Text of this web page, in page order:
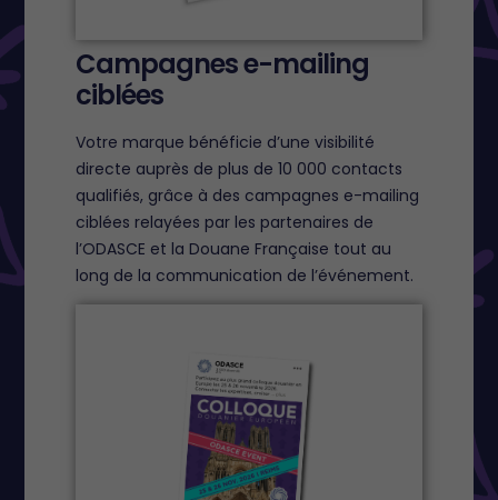
Campagnes e-mailing
ciblées
Votre marque bénéficie d’une visibilité
directe auprès de plus de 10 000 contacts
qualifiés, grâce à des campagnes e-mailing
ciblées relayées par les partenaires de
l’ODASCE et la Douane Française tout au
long de la communication de l’événement.